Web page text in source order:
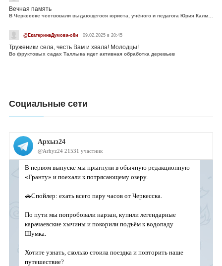
Вечная память
В Черкесске чествовали выдающегося юриста, учёного и педагога Юрия Калмыкова
@ЕкатеринаДумова-о8и 09.02.2025 в 20:45
Труженики села, честь Вам и хвала! Молодцы!
Во фруктовых садах Таллыка идет активная обработка деревьев
Социальные сети